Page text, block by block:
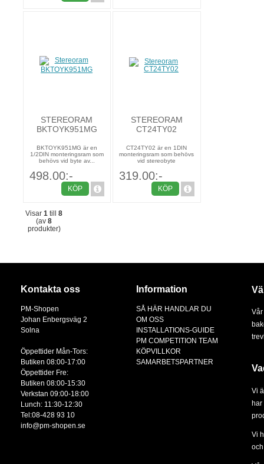
STEREORAM
BKTOYK951MG
BKTOYK951MG är en
1/2DIN monteringsram som
behövs vid byte av...
498.00:-
KÖP
STEREORAM
CT24TY02
CT24TY02 är en 1DIN
monteringsram som behövs
vid stereobyte
319.00:-
KÖP
Visar1 till8
(av8
produkter)
Kontakta oss
PM-Shopen
Johan Enbergsväg 2
Solna
Öppettider Mån-Tors:
Butiken 08:00-17:00
Öppettider Fre:
Butiken 08:00-15:30
Verkstan 09:00-18:00
Lunch: 11:30-12:30
Tel:08-428 93 10
info@pm-shopen.se
Information
SÅ HÄR HANDLAR DU
OM OSS
INSTALLATIONS-GUIDE
PM COMPETITION TEAM
KÖPVILLKOR
SAMARBETSPARTNER
Vi
har
Vi